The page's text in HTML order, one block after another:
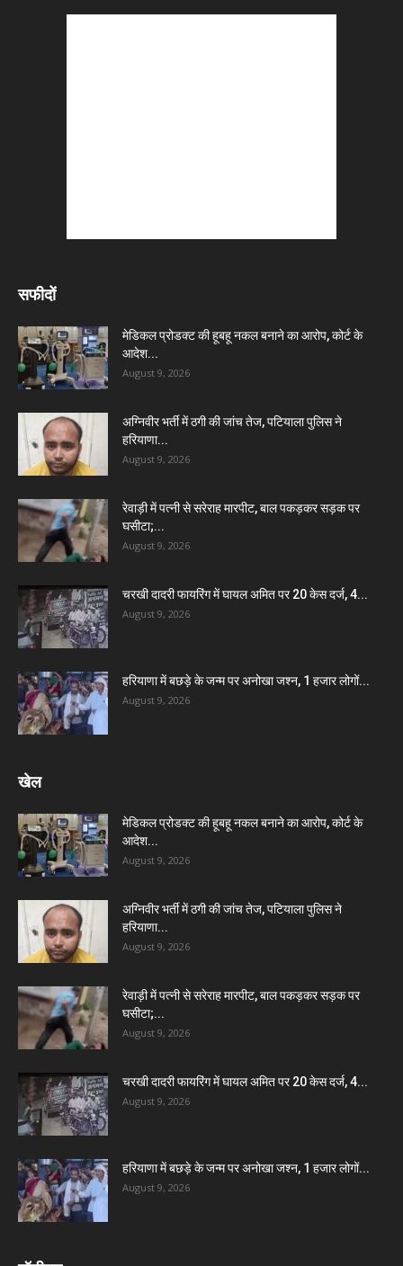
सफीदों
मेडिकल प्रोडक्ट की हूबहू नकल बनाने का आरोप, कोर्ट के
आदेश...
August 9, 2026
अग्निवीर भर्ती में ठगी की जांच तेज, पटियाला पुलिस ने
हरियाणा...
August 9, 2026
रेवाड़ी में पत्नी से सरेराह मारपीट, बाल पकड़कर सड़क पर
घसीटा;...
August 9, 2026
चरखी दादरी फायरिंग में घायल अमित पर 20 केस दर्ज, 4...
August 9, 2026
हरियाणा में बछड़े के जन्म पर अनोखा जश्न, 1 हजार लोगों...
August 9, 2026
खेल
मेडिकल प्रोडक्ट की हूबहू नकल बनाने का आरोप, कोर्ट के
आदेश...
August 9, 2026
अग्निवीर भर्ती में ठगी की जांच तेज, पटियाला पुलिस ने
हरियाणा...
August 9, 2026
रेवाड़ी में पत्नी से सरेराह मारपीट, बाल पकड़कर सड़क पर
घसीटा;...
August 9, 2026
चरखी दादरी फायरिंग में घायल अमित पर 20 केस दर्ज, 4...
August 9, 2026
हरियाणा में बछड़े के जन्म पर अनोखा जश्न, 1 हजार लोगों...
August 9, 2026